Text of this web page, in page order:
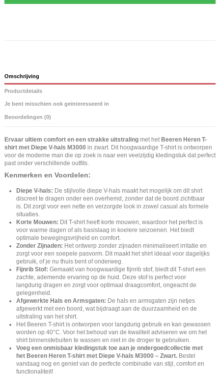
Omschrijving
Productdetails
Je bent misschien ook geïnteresseerd in
Beoordelingen (0)
Ervaar ultiem comfort en een strakke uitstraling met het Beeren Heren T-
shirt met Diepe V-hals M3000 in zwart. Dit hoogwaardige T-shirt is ontworpen
voor de moderne man die op zoek is naar een veelzijdig kledingstuk dat perfect
past onder verschillende outfits.
Kenmerken en Voordelen:
Diepe V-hals: De stijlvolle diepe V-hals maakt het mogelijk om dit shirt
discreet te dragen onder een overhemd, zonder dat de boord zichtbaar
is. Dit zorgt voor een nette en verzorgde look in zowel casual als formele
situaties.
Korte Mouwen: Dit T-shirt heeft korte mouwen, waardoor het perfect is
voor warme dagen of als basislaag in koelere seizoenen. Het biedt
optimale bewegingsvrijheid en comfort.
Zonder Zijnaden: Het ontwerp zonder zijnaden minimaliseert irritatie en
zorgt voor een soepele pasvorm. Dit maakt het shirt ideaal voor dagelijks
gebruik, of je nu thuis bent of onderweg.
Fijnrib Stof: Gemaakt van hoogwaardige fijnrib stof, biedt dit T-shirt een
zachte, ademende ervaring op de huid. Deze stof is perfect voor
langdurig dragen en zorgt voor optimaal draagcomfort, ongeacht de
gelegenheid.
Afgewerkte Hals en Armsgaten: De hals en armsgaten zijn netjes
afgewerkt met een boord, wat bijdraagt aan de duurzaamheid en de
uitstraling van het shirt.
Het Beeren T-shirt is ontworpen voor langdurig gebruik en kan gewassen
worden op 40°C. Voor het behoud van de kwaliteit adviseren we om het
shirt binnenstebuiten te wassen en niet in de droger te gebruiken.
Voeg een onmisbaar kledingstuk toe aan je ondergoedcollectie met
het Beeren Heren T-shirt met Diepe V-hals M3000 – Zwart. Bestel
vandaag nog en geniet van de perfecte combinatie van stijl, comfort en
functionaliteit!